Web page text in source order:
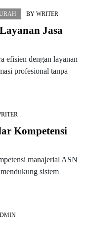
BY WRITER
Jasa
efisien dengan layanan
profesional tanpa
Kompetensi
manajerial ASN
sistem